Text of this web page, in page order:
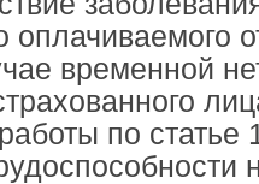
оплачиваемого
временной
по